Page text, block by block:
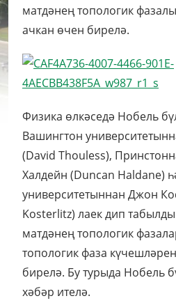
матдәнең топологик
ачкан өчен бирелә.
Физика өлкәседә Нобель
Вашингтон
(David Thouless),
Халдейн (Duncan Haldane)
университетыннан Джон
Kosterlitz) лаек дип
матдәнең топологик
топологик фаза
бирелә. Бу турыда Нобель
хәбәр ителә.